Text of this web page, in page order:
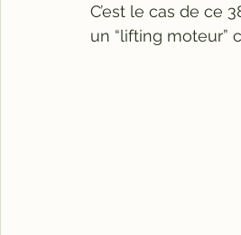
C’est le cas de ce
un “lifting moteur”